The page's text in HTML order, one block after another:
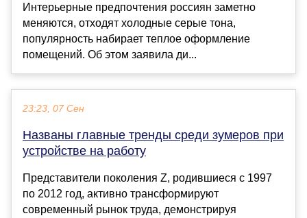
Интерьерные предпочтения россиян заметно
меняются, отходят холодные серые тона,
популярность набирает теплое оформление
помещений. Об этом заявила ди...
23:23, 07 Сен
Названы главные тренды среди зумеров при
устройстве на работу
Представители поколения Z, родившиеся с 1997
по 2012 год, активно трансформируют
современный рынок труда, демонстрируя